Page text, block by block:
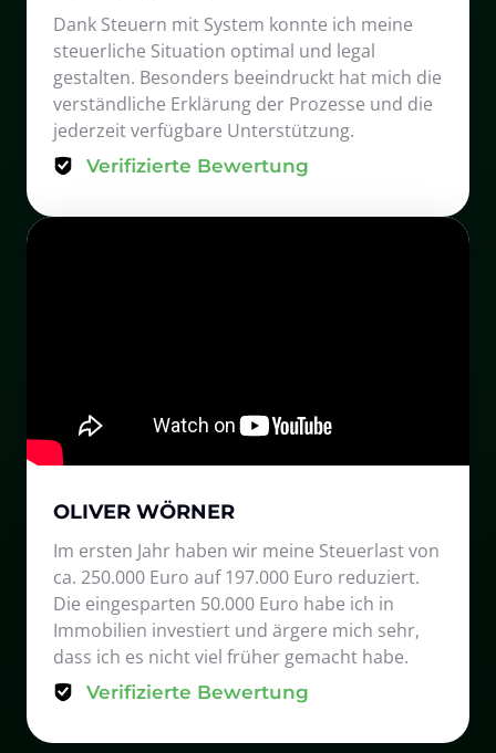
Dank Steuern mit System konnte ich meine
steuerliche Situation optimal und legal
gestalten. Besonders beeindruckt hat mich die
verständliche Erklärung der Prozesse und die
jederzeit verfügbare Unterstützung.
Verifizierte Bewertung
OLIVER WÖRNER
Im ersten Jahr haben wir meine Steuerlast von
ca. 250.000 Euro auf 197.000 Euro reduziert.
Die eingesparten 50.000 Euro habe ich in
Immobilien investiert und ärgere mich sehr,
dass ich es nicht viel früher gemacht habe.
Verifizierte Bewertung